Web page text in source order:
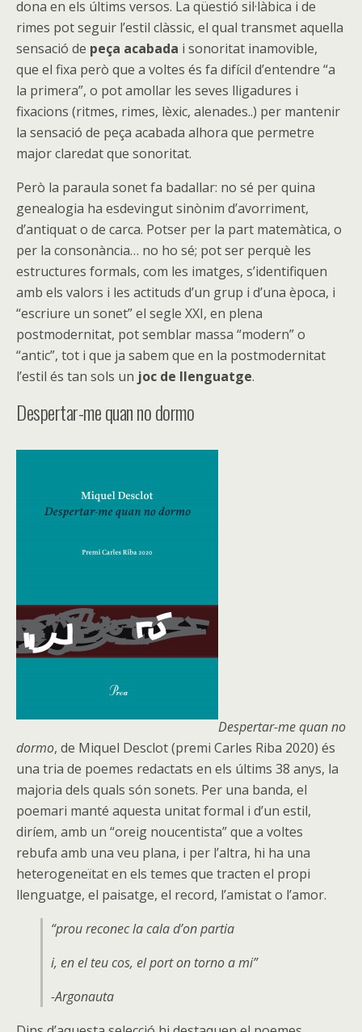
dona en els últims versos. La qüestió sil·làbica i de
rimes pot seguir l’estil clàssic, el qual transmet aquella
sensació de peça acabada i sonoritat inamovible,
que el fixa però que a voltes és fa difícil d’entendre “a
la primera”, o pot amollar les seves lligadures i
fixacions (ritmes, rimes, lèxic, alenades..) per mantenir
la sensació de peça acabada alhora que permetre
major claredat que sonoritat.
Però la paraula sonet fa badallar: no sé per quina
genealogia ha esdevingut sinònim d’avorriment,
d’antiquat o de carca. Potser per la part matemàtica, o
per la consonància… no ho sé; pot ser perquè les
estructures formals, com les imatges, s’identifiquen
amb els valors i les actituds d’un grup i d’una època, i
“escriure un sonet” el segle XXI, en plena
postmodernitat, pot semblar massa “modern” o
“antic”, tot i que ja sabem que en la postmodernitat
l’estil és tan sols un joc de llenguatge.
Despertar-me quan no dormo
Despertar-me quan no
dormo, de Miquel Desclot (premi Carles Riba 2020) és
una tria de poemes redactats en els últims 38 anys, la
majoria dels quals són sonets. Per una banda, el
poemari manté aquesta unitat formal i d’un estil,
diríem, amb un “oreig noucentista” que a voltes
rebufa amb una veu plana, i per l’altra, hi ha una
heterogeneïtat en els temes que tracten el propi
llenguatge, el paisatge, el record, l’amistat o l’amor.
“prou reconec la cala d’on partia
i, en el teu cos, el port on torno a mi”
-Argonauta